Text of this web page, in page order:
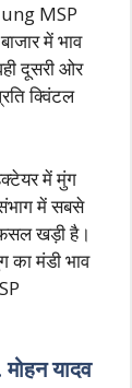
MSP
में भाव
दूसरी ओर
क्विंटल
में मुंग
में सबसे
खड़ी है।
मंडी भाव
यादव